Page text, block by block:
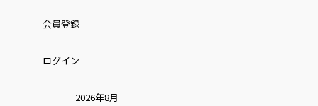
会員登録
ログイン
2026年8月